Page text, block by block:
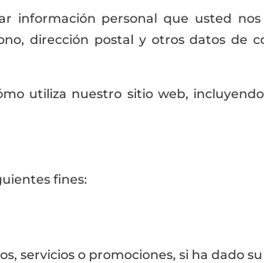
información personal que usted
dirección postal y otros datos de
utiliza nuestro sitio web,
fines:
servicios o promociones, si ha dado